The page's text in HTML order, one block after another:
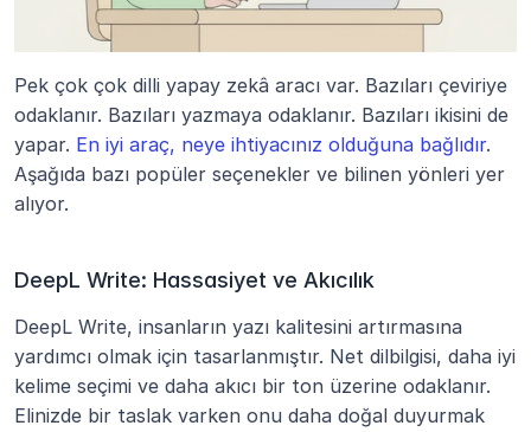
Pek çok çok dilli yapay zekâ aracı var. Bazıları çeviriye
odaklanır. Bazıları yazmaya odaklanır. Bazıları ikisini de
yapar. En iyi araç, neye ihtiyacınız olduğuna bağlıdır.
Aşağıda bazı popüler seçenekler ve bilinen yönleri yer
alıyor.
DeepL Write: Hassasiyet ve Akıcılık
DeepL Write, insanların yazı kalitesini artırmasına
yardımcı olmak için tasarlanmıştır. Net dilbilgisi, daha iyi
kelime seçimi ve daha akıcı bir ton üzerine odaklanır.
Elinizde bir taslak varken onu daha doğal duyurmak